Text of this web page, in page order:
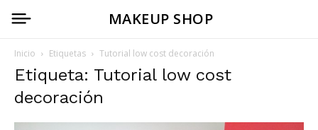
MAKEUP SHOP
Inicio Etiquetas Tutorial low cost decoración
Etiqueta: Tutorial low cost
decoración